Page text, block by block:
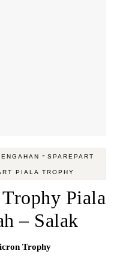
- SPAREPART
PIALA TROPHY
Piala
– Salak
Trophy